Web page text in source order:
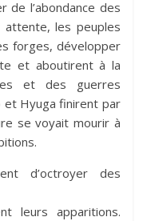
l’abondance des
les peuples
forges, développer
et aboutirent à la
et des guerres
et Hyuga finirent par
se voyait mourir à
d’octroyer des
leurs apparitions.